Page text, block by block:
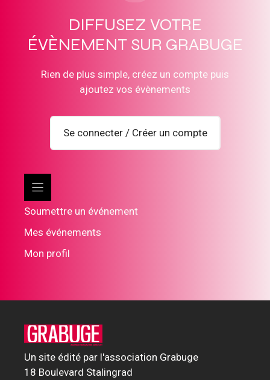
DIFFUSEZ VOTRE
ÉVÈNEMENT SUR GRABUGE
Rien de plus simple, créez un compte puis
ajoutez vos évènements
Se connecter / Créer un compte
Soumettre un événement
Mes événements
Mon profil
Un site édité par l'association Grabuge
18 Boulevard Stalingrad